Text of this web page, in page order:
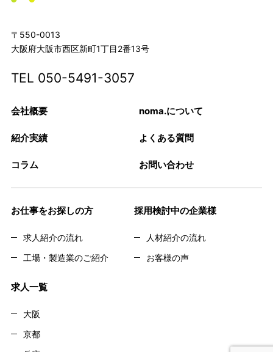
〒550-0013
大阪府大阪市西区新町1丁目2番13号
TEL 050-5491-3057
会社概要 noma.について
紹介実績 よくある質問
コラム お問い合わせ
お仕事をお探しの方
求人紹介の流れ
工場・製造業のご紹介
採用検討中の企業様
人材紹介の流れ
お客様の声
求人一覧
大阪
京都